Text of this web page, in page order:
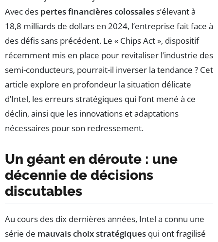
Avec des pertes financières colossaless’élevant à
18,8 milliards de dollars en 2024, l’entreprise fait face à
des défis sans précédent. Le « Chips Act », dispositif
récemment mis en place pour revitaliser l’industrie des
semi-conducteurs, pourrait-il inverser la tendance ? Cet
article explore en profondeur la situation délicate
d’Intel, les erreurs stratégiques qui l’ont mené à ce
déclin, ainsi que les innovations et adaptations
nécessaires pour son redressement.
Un géant en déroute : une
décennie de décisions
discutables
Au cours des dix dernières années, Intel a connu une
série de mauvais choix stratégiques qui ont fragilisé